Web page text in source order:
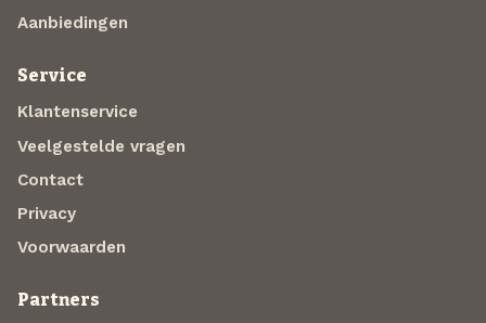
Aanbiedingen
Service
Klantenservice
Veelgestelde vragen
Contact
Privacy
Voorwaarden
Partners